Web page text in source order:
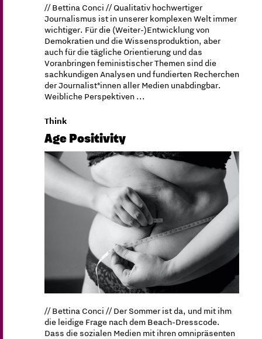
// Bettina Conci // Qualitativ hochwertiger
Journalismus ist in unserer komplexen Welt immer
wichtiger. Für die (Weiter-)Entwicklung von
Demokratien und die Wissensproduktion, aber
auch für die tägliche Orientierung und das
Voranbringen feministischer Themen sind die
sachkundigen Analysen und fundierten Recherchen
der Journalist*innen aller Medien unabdingbar.
Weibliche Perspektiven ...
Think
Age Positivity
// Bettina Conci // Der Sommer ist da, und mit ihm
die leidige Frage nach dem Beach-Dresscode.
Dass die sozialen Medien mit ihren omnipräsenten